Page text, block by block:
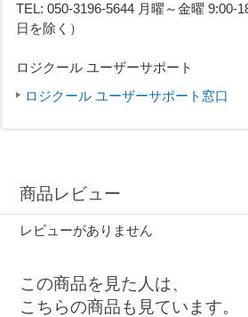
TEL: 050-3196-5644 月曜～金曜 9:00-
日を除く）
ロジクール ユーザーサポート
ロジクール ユーザーサポート窓口
商品レビュー
レビューがありません
この商品を見た人は、
こちらの商品も見ています。